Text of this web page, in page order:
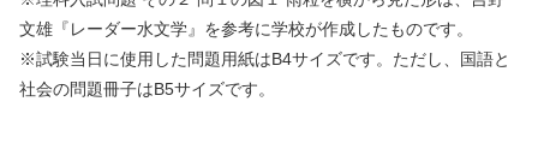
文雄『レーダー水文学』を参考に学校が作成したものです。
※試験当日に使用した問題用紙はB4サイズです。ただし、国語と
社会の問題冊子はB5サイズです。